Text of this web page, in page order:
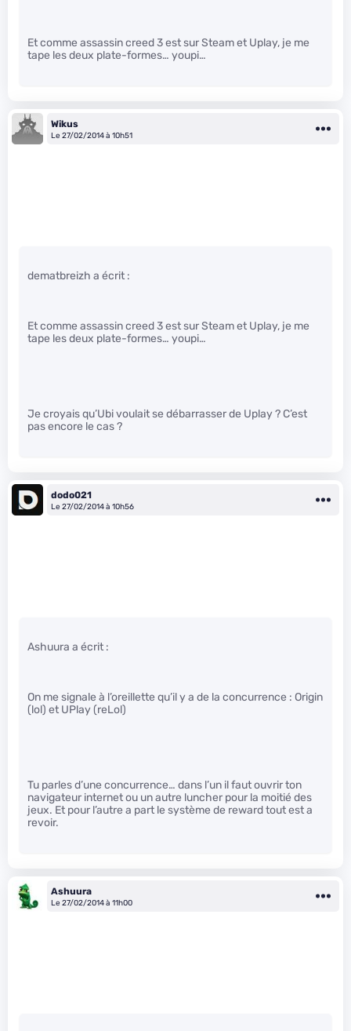
Et comme assassin creed 3 est sur Steam et Uplay, je me
tape les deux plate-formes… youpi…
Wikus
Le 27/02/2014 à 10h51
dematbreizh a écrit :
Et comme assassin creed 3 est sur Steam et Uplay, je me
tape les deux plate-formes… youpi…
Je croyais qu’Ubi voulait se débarrasser de Uplay ? C’est
pas encore le cas ?
dodo021
Le 27/02/2014 à 10h56
Ashuura a écrit :
On me signale à l’oreillette qu’il y a de la concurrence : Origin
(lol) et UPlay (reLol)
Tu parles d’une concurrence… dans l’un il faut ouvrir ton
navigateur internet ou un autre luncher pour la moitié des
jeux. Et pour l’autre a part le système de reward tout est a
revoir.
Ashuura
Le 27/02/2014 à 11h00